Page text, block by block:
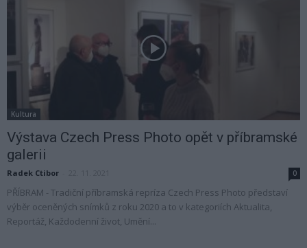
Kultura
Výstava Czech Press Photo opět v příbramské
galerii
Radek Ctibor 0
PŘÍBRAM - Tradiční příbramská repríza Czech Press Photo představí
výběr oceněných snímků z roku 2020 a to v kategoriích Aktualita,
Reportáž, Každodenní život, Umění...